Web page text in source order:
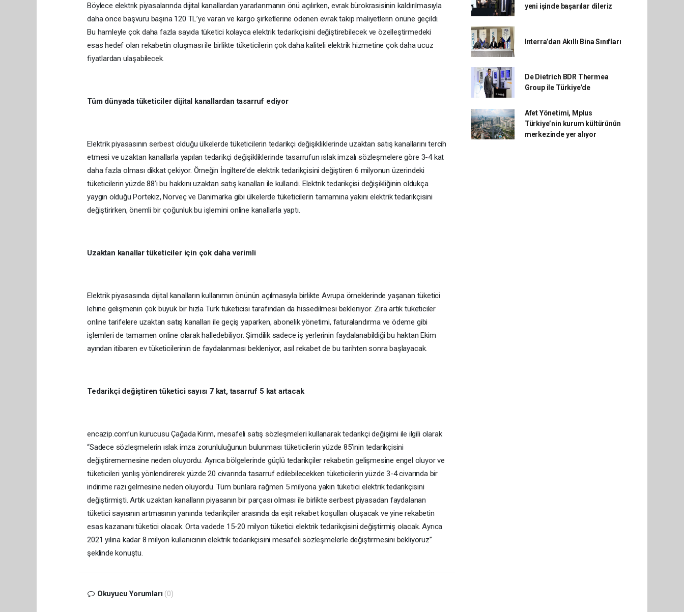
Böylece elektrik piyasalarında dijital kanallardan yararlanmanın önü açılırken, evrak bürokrasisinin kaldırılmasıyla
daha önce başvuru başına 120 TL’ye varan ve kargo şirketlerine ödenen evrak takip maliyetlerin önüne geçildi.
Bu hamleyle çok daha fazla sayıda tüketici kolayca elektrik tedarikçisini değiştirebilecek ve özelleştirmedeki
esas hedef olan rekabetin oluşması ile birlikte tüketicilerin çok daha kaliteli elektrik hizmetine çok daha ucuz
fiyatlardan ulaşabilecek.
Tüm dünyada tüketiciler dijital kanallardan tasarruf ediyor
Elektrik piyasasının serbest olduğu ülkelerde tüketicilerin tedarikçi değişikliklerinde uzaktan satış kanallarını tercih
etmesi ve uzaktan kanallarla yapılan tedarikçi değişikliklerinde tasarrufun ıslak imzalı sözleşmelere göre 3-4 kat
daha fazla olması dikkat çekiyor. Örneğin İngiltere’de elektrik tedarikçisini değiştiren 6 milyonun üzerindeki
tüketicilerin yüzde 88’i bu hakkını uzaktan satış kanalları ile kullandı. Elektrik tedarikçisi değişikliğinin oldukça
yaygın olduğu Portekiz, Norveç ve Danimarka gibi ülkelerde tüketicilerin tamamına yakını elektrik tedarikçisini
değiştirirken, önemli bir çoğunluk bu işlemini online kanallarla yaptı.
Uzaktan kanallar tüketiciler için çok daha verimli
Elektrik piyasasında dijital kanalların kullanımın önünün açılmasıyla birlikte Avrupa örneklerinde yaşanan tüketici
lehine gelişmenin çok büyük bir hızla Türk tüketicisi tarafından da hissedilmesi bekleniyor. Zira artık tüketiciler
online tarifelere uzaktan satış kanalları ile geçiş yaparken, abonelik yönetimi, faturalandırma ve ödeme gibi
işlemleri de tamamen online olarak halledebiliyor. Şimdilik sadece iş yerlerinin faydalanabildiği bu haktan Ekim
ayından itibaren ev tüketicilerinin de faydalanması bekleniyor, asıl rekabet de bu tarihten sonra başlayacak.
Tedarikçi değiştiren tüketici sayısı 7 kat, tasarruf 5 kat artacak
encazip.com’un kurucusu Çağada Kırım, mesafeli satış sözleşmeleri kullanarak tedarikçi değişimi ile ilgili olarak
“Sadece sözleşmelerin ıslak imza zorunluluğunun bulunması tüketicilerin yüzde 85’inin tedarikçisini
değiştirememesine neden oluyordu. Ayrıca bölgelerinde güçlü tedarikçiler rekabetin gelişmesine engel oluyor ve
tüketicileri yanlış yönlendirerek yüzde 20 civarında tasarruf edilebilecekken tüketicilerin yüzde 3-4 civarında bir
indirime razı gelmesine neden oluyordu. Tüm bunlara rağmen 5 milyona yakın tüketici elektrik tedarikçisini
değiştirmişti. Artık uzaktan kanalların piyasanın bir parçası olması ile birlikte serbest piyasadan faydalanan
tüketici sayısının artmasının yanında tedarikçiler arasında da eşit rekabet koşulları oluşacak ve yine rekabetin
esas kazananı tüketici olacak. Orta vadede 15-20 milyon tüketici elektrik tedarikçisini değiştirmiş olacak. Ayrıca
2021 yılına kadar 8 milyon kullanıcının elektrik tedarikçisini mesafeli sözleşmelerle değiştirmesini bekliyoruz”
şeklinde konuştu.
Okuyucu Yorumları (0)
yeni işinde başarılar dileriz
Interra’dan Akıllı Bina Sınıfları
De Dietrich BDR Thermea
Group ile Türkiye’de
Afet Yönetimi, Mplus
Türkiye’nin kurum kültürünün
merkezinde yer alıyor